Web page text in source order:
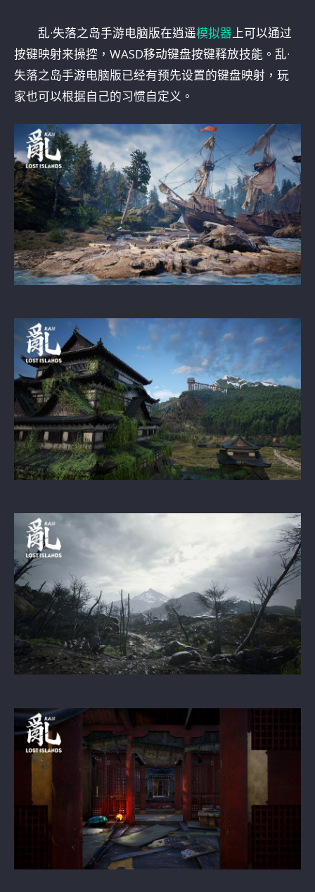
乱·失落之岛手游电脑版在逍遥模拟器上可以通过
按键映射来操控，WASD移动键盘按键释放技能。乱·
失落之岛手游电脑版已经有预先设置的键盘映射，玩
家也可以根据自己的习惯自定义。